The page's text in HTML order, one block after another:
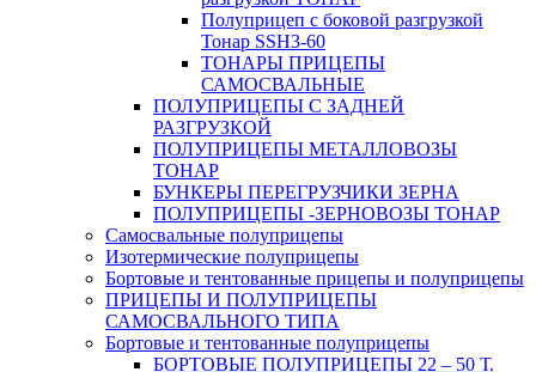
Полуприцеп с боковой разгрузкой
Тонар SSH3-60
ТОНАРЫ ПРИЦЕПЫ
САМОСВАЛЬНЫЕ
ПОЛУПРИЦЕПЫ С ЗАДНЕЙ
РАЗГРУЗКОЙ
ПОЛУПРИЦЕПЫ МЕТАЛЛОВОЗЫ
ТОНАР
БУНКЕРЫ ПЕРЕГРУЗЧИКИ ЗЕРНА
ПОЛУПРИЦЕПЫ -ЗЕРНОВОЗЫ ТОНАР
Самосвальные полуприцепы
Изотермические полуприцепы
Бортовые и тентованные прицепы и полуприцепы
ПРИЦЕПЫ И ПОЛУПРИЦЕПЫ
САМОСВАЛЬНОГО ТИПА
Бортовые и тентованные полуприцепы
БОРТОВЫЕ ПОЛУПРИЦЕПЫ 22 – 50 Т.